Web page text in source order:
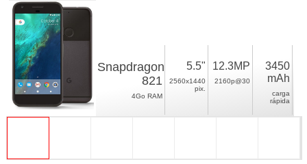
Snapdragon
821
4Go RAM
5.5"
2560x1440
pix.
12.3MP
2160p@30
3450
mAh
carga
rápida